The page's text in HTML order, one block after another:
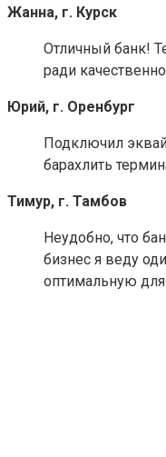
Жанна, г. Курск
Отличный банк!
ради
Юрий, г. Оренбург
Подключил
барахлить
Тимур, г. Тамбов
Неудобно, что
бизнес я веду
оптимальную